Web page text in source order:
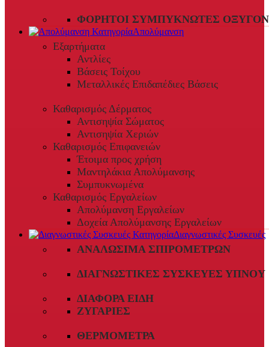
ΦΟΡΗΤΟΊ ΣΥΜΠΥΚΝΩΤΈΣ
Απολύμανση
Εξαρτήματα
Αντλίες
Βάσεις Τοίχου
Μεταλλικές Επιδαπέδιες Βάσεις
Καθαρισμός Δέρματος
Αντισηψία Σώματος
Αντισηψία Χεριών
Καθαρισμός Επιφανειών
Έτοιμα προς χρήση
Μαντηλάκια Απολύμανσης
Συμπυκνωμένα
Καθαρισμός Εργαλείων
Απολύμανση Εργαλείων
Δοχεία Απολύμανσης Εργαλείων
Διαγνωστικές Συσκευές
ΑΝΑΛΏΣΙΜΑ ΣΠΙΡΟΜΈΤΡΩΝ
ΔΙΑΓΝΩΣΤΙΚΈΣ ΣΥΣΚΕΥΈΣ ΎΠΝΟΥ
ΔΙΆΦΟΡΑ ΕΊΔΗ
ΖΥΓΑΡΙΈΣ
ΘΕΡΜΌΜΕΤΡΑ